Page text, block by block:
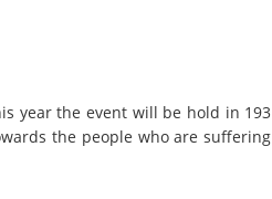
year the event will be hold in 193
the people who are suffering